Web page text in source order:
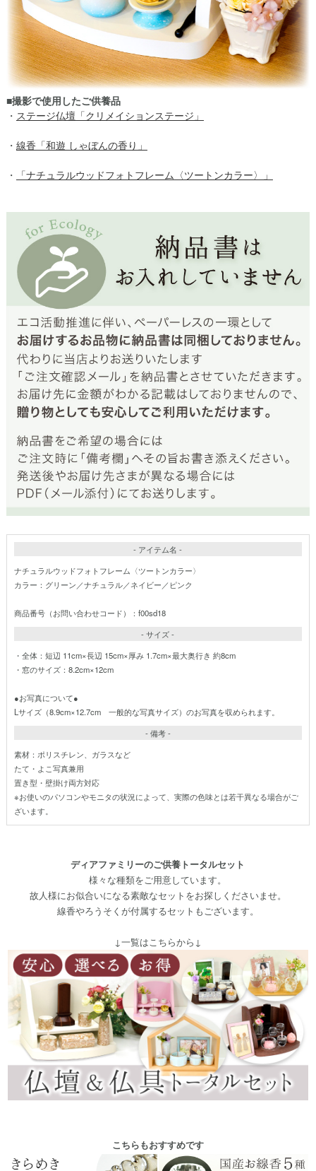
■撮影で使用したご供養品
・ ステージ仏壇「クリメイションステージ」
・ 線香「和遊 しゃぼんの香り」
・ 「ナチュラルウッドフォトフレーム〈ツートンカラー〉」
- アイテム名 -
ナチュラルウッドフォトフレーム〈ツートンカラー〉
カラー：グリーン／ナチュラル／ネイビー／ピンク
商品番号（お問い合わせコード）：f00sd18
- サイズ -
・全体：短辺 11cm×長辺 15cm×厚み 1.7cm×最大奥行き 約8cm
・窓のサイズ：8.2cm×12cm
●お写真について●
Lサイズ（8.9cm×12.7cm 一般的な写真サイズ）のお写真を収められます。
- 備考 -
素材：ポリスチレン、ガラスなど
たて・よこ写真兼用
置き型・壁掛け両方対応
※お使いのパソコンやモニタの状況によって、実際の色味とは若干異なる場合がご
ざいます。
ディアファミリーのご供養トータルセット
様々な種類をご用意しています。
故人様にお似合いになる素敵なセットをお探しくださいませ。
線香やろうそくが付属するセットもございます。
↓一覧はこちらから↓
こちらもおすすめです